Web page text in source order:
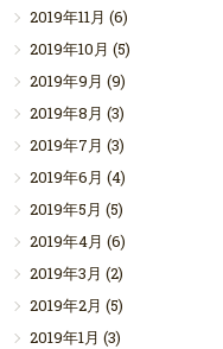
2019年11月 (6)
2019年10月 (5)
2019年9月 (9)
2019年8月 (3)
2019年7月 (3)
2019年6月 (4)
2019年5月 (5)
2019年4月 (6)
2019年3月 (2)
2019年2月 (5)
2019年1月 (3)